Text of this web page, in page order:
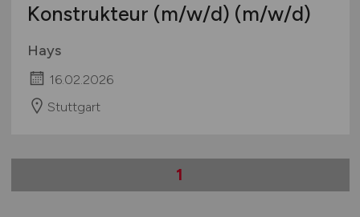
Konstrukteur (m/w/d) (m/w/d)
Hays
16.02.2026
Stuttgart
1